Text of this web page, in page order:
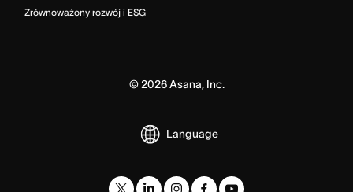
Zrównoważony rozwój i ESG
©2026Asana, Inc.
Language